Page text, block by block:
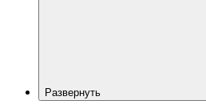
Развернуть